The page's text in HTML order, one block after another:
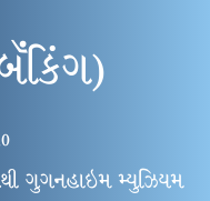
ગુગનહાઇમ મ્યુઝિયમ